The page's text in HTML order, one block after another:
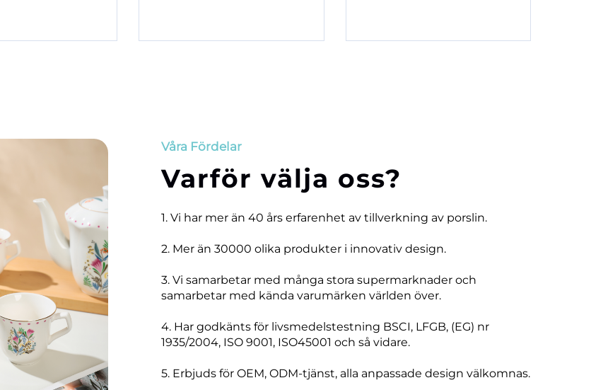
Våra Fördelar
Varför välja oss?
1. Vi har mer än 40 års erfarenhet av tillverkning av porslin.
2. Mer än 30000 olika produkter i innovativ design.
3. Vi samarbetar med många stora supermarknader och
samarbetar med kända varumärken världen över.
4. Har godkänts för livsmedelstestning BSCI, LFGB, (EG) nr
1935/2004, ISO 9001, ISO45001 och så vidare.
5. Erbjuds för OEM, ODM-tjänst, alla anpassade design välkomnas.